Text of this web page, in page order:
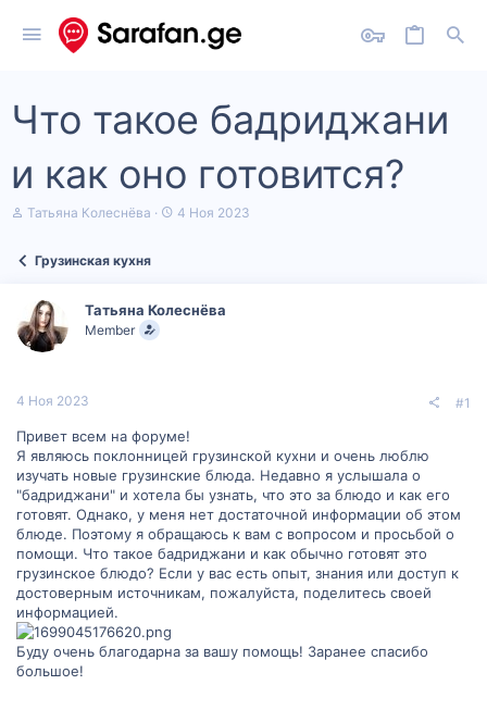
Что такое бадриджани
и как оно готовится?
А
е
м
ы
Татьяна Колеснёва
Д
ч
4 Ноя 2023
Грузинская кухня
Татьяна Колеснёва
Member
4 Ноя 2023 #1
Привет всем на форуме!
Я являюсь поклонницей грузинской кухни и очень люблю
изучать новые грузинские блюда. Недавно я услышала о
"бадриджани" и хотела бы узнать, что это за блюдо и как его
готовят. Однако, у меня нет достаточной информации об этом
блюде. Поэтому я обращаюсь к вам с вопросом и просьбой о
помощи. Что такое бадриджани и как обычно готовят это
грузинское блюдо? Если у вас есть опыт, знания или доступ к
достоверным источникам, пожалуйста, поделитесь своей
информацией.
Буду очень благодарна за вашу помощь! Заранее спасибо
большое!